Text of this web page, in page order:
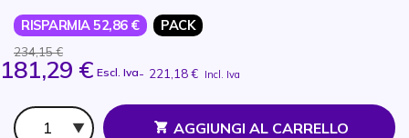
RISPARMIA 52,86 € PACK
234,15 €
181,29 € Escl. Iva- 221,18 € Incl. Iva
Qtà
AGGIUNGI AL CARRELLO